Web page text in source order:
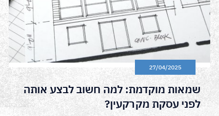
27/04/2025
שמאות מוקדמת: למה חשוב לבצע אותה
לפני עסקת מקרקעין?